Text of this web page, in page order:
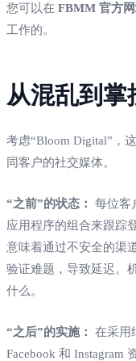
您可以在 FBMM 官方
工作的。
从混乱到掌
考虑“Bloom Digital”，
同客户的社交媒体。
“之前”的状态：
每位客
应用程序的组合来跟踪
意味着通过不安全的渠
验证难题，导致延迟。
什么。
“之后”的实施：
在采用
Facebook 和 Instagram